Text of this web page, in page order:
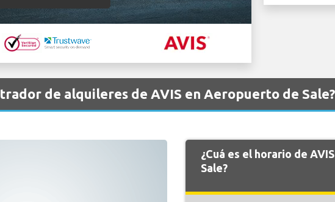
de alquileres de AVIS en Aeropuerto de Sale?
¿Cuá es el horario de
Sale?